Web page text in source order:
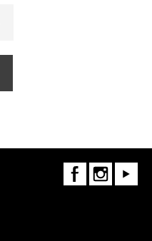
FaceBookInstagramYoutube